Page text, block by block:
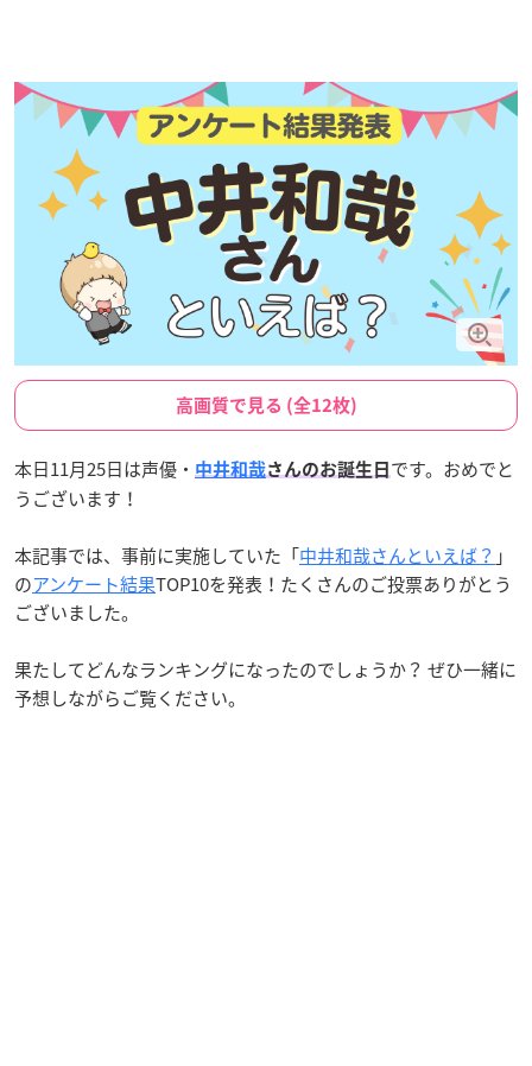
高画質で見る (全12枚)
本日11月25日は声優・ 中井和哉さんのお誕生日 です。おめでと
うございます！
本記事では、事前に実施していた「中井和哉さんといえば？ 」
のアンケート結果TOP10を発表！たくさんのご投票ありがとう
ございました。
果たしてどんなランキングになったのでしょうか？ ぜひ一緒に
予想しながらご覧ください。